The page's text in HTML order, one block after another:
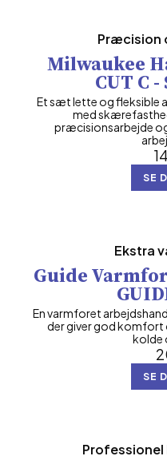
Præcision
Milwaukee
CUT C
Et sæt lette og fleksible
med
præcisionsarbejde
SE
Ekstra
Guide
En varmforet
der giver god komfort
kolde
SE